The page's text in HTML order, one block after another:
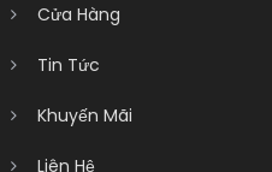
Cửa Hàng
Tin Tức
Khuyến Mãi
Liên Hệ